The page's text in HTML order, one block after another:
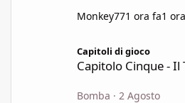
Monkey771 ora fa1 ora
Capitoli di gioco
Capitolo Cinque -
Bomba · 2 Agosto